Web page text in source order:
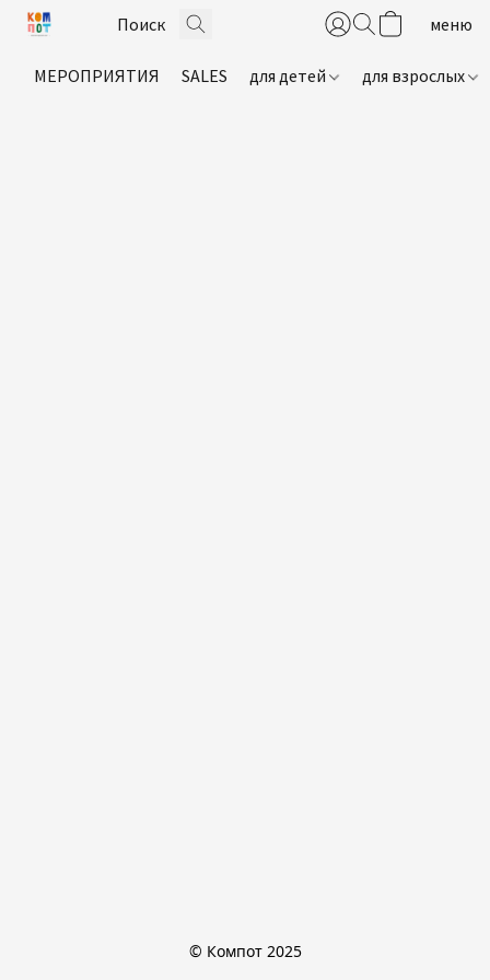
МЕРОПРИЯТИЯ SALES для детей для взрослых
© Компот 2025